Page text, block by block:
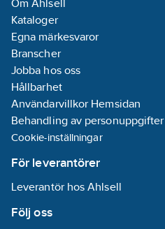
Om Ahlsell
Kataloger
Egna märkesvaror
Branscher
Jobba hos oss
Hållbarhet
Användarvillkor Hemsidan
Behandling av personuppgifter
Cookie-inställningar
För leverantörer
Leverantör hos Ahlsell
Följ oss